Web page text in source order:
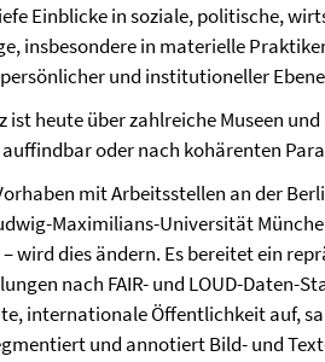
Einblicke in soziale, politische,
insbesondere in materielle
und institutioneller
ist heute über zahlreiche Museen
oder nach kohärenten
mit Arbeitsstellen an der
Maximilians-Universität
wird dies ändern. Es bereitet ein
nach FAIR- und LOUD-Daten-
internationale Öffentlichkeit auf,
und annotiert Bild- und